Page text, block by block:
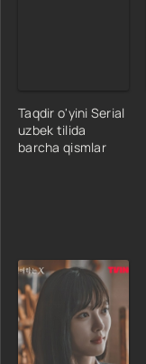
Taqdir o'yini Serial
uzbek tilida
barcha qismlar